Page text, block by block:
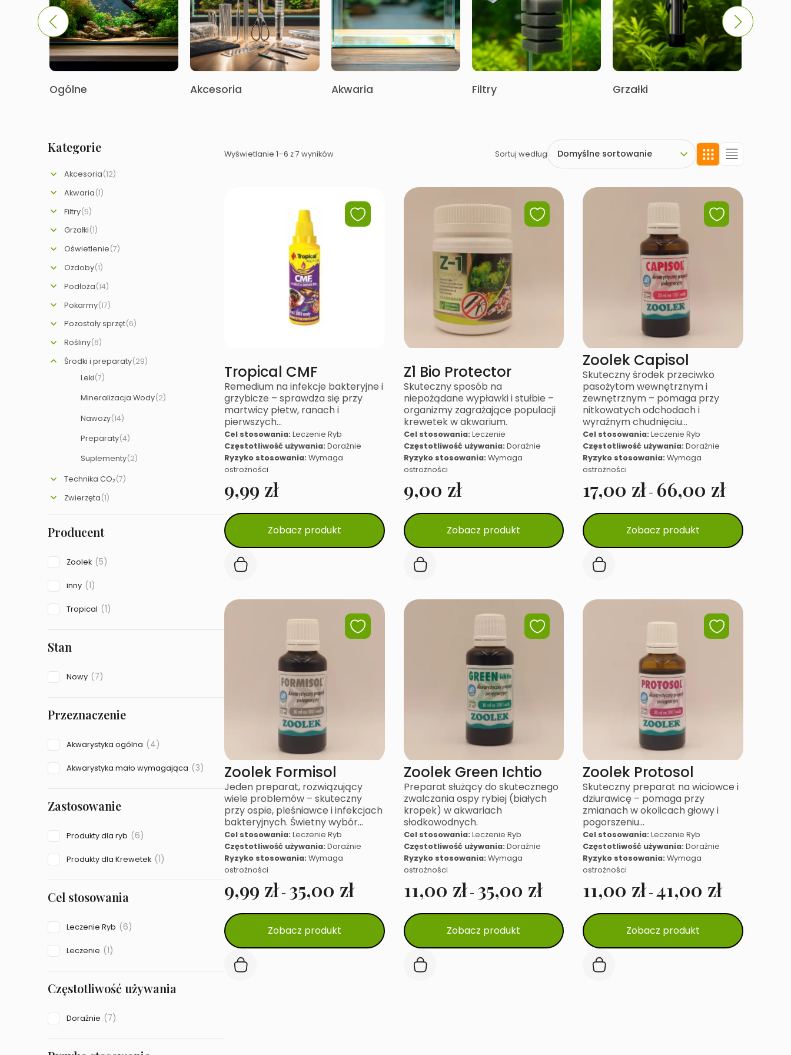
Ogólne Akcesoria Akwaria Filtry Grzałki
Kategorie
Akcesoria(12)
Akwaria(1)
Filtry(5)
Grzałki(1)
Oświetlenie(7)
Ozdoby(1)
Podłoża(14)
Pokarmy(17)
Pozostały sprzęt(6)
Rośliny(6)
Środki i preparaty(29)
Leki(7)
Mineralizacja Wody(2)
Nawozy(14)
Preparaty(4)
Suplementy(2)
Technika CO₂(7)
Zwierzęta(1)
Producent
Zoolek (5)
inny (1)
Tropical (1)
Stan
Nowy (7)
Przeznaczenie
Akwarystyka ogólna (4)
Akwarystyka mało wymagająca (3)
Zastosowanie
Produkty dla ryb (6)
Produkty dla Krewetek (1)
Cel stosowania
Leczenie Ryb (6)
Leczenie (1)
Częstotliwość używania
Doraźnie (7)
Wyświetlanie 1–6 z 7 wyników Sortuj według
Tropical CMF
Remedium na infekcje bakteryjne i
grzybicze – sprawdza się przy
martwicy płetw, ranach i
pierwszych…
Cel stosowania: Leczenie Ryb
Częstotliwość używania: Doraźnie
Ryzyko stosowania: Wymaga
ostrożności
9,99 zł
Zobacz produkt
Z1 Bio Protector
Skuteczny sposób na
niepożądane wypławki i stułbie –
organizmy zagrażające populacji
krewetek w akwarium.
Cel stosowania: Leczenie
Częstotliwość używania: Doraźnie
Ryzyko stosowania: Wymaga
ostrożności
9,00 zł
Zobacz produkt
Zoolek Capisol
Skuteczny środek przeciwko
pasożytom wewnętrznym i
zewnętrznym – pomaga przy
nitkowatych odchodach i
wyraźnym chudnięciu…
Cel stosowania:Leczenie Ryb
Częstotliwość używania:Doraźnie
Ryzyko stosowania:Wymaga
ostrożności
17,00 zł- 66,00 zł
Zobacz produkt
Ten
produkt
ma
wiele
wariantów.
Opcje
na
Zoolek Formisol
Jeden preparat, rozwiązujący
wiele problemów – skuteczny
przy ospie, pleśniawce i infekcjach
bakteryjnych. Świetny wybór…
Cel stosowania: Leczenie Ryb
Częstotliwość używania: Doraźnie
Ryzyko stosowania: Wymaga
ostrożności
9,99 zł - 35,00 zł
Zobacz produkt
Ten
produkt
ma
wiele
wariantów.
Opcje
Zoolek Green Ichtio
Preparat służący do skutecznego
zwalczania ospy rybiej (białych
kropek) w akwariach
słodkowodnych.
Cel stosowania: Leczenie Ryb
Częstotliwość używania: Doraźnie
Ryzyko stosowania: Wymaga
ostrożności
11,00 zł - 35,00 zł
Zobacz produkt
Ten
produkt
ma
wiele
wariantów.
Opcje
Zoolek Protosol
Skuteczny preparat na wiciowce i
dziurawicę – pomaga przy
zmianach w okolicach głowy i
pogorszeniu…
Cel stosowania:Leczenie Ryb
Częstotliwość używania:Doraźnie
Ryzyko stosowania:Wymaga
ostrożności
11,00 zł-41,00 zł
Zobacz produkt
Ten
produkt
ma
wiele
wariantów.
Opcje